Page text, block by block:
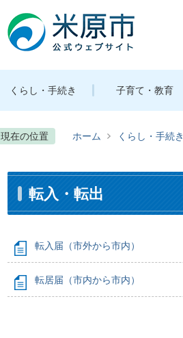
くらし・手続き 子育て・教育
現在の位置 ホーム くらし・手続き
転入・転出
転入届（市外から市内）
転居届（市内から市内）